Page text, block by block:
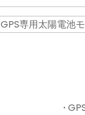
GPS専用太陽電池